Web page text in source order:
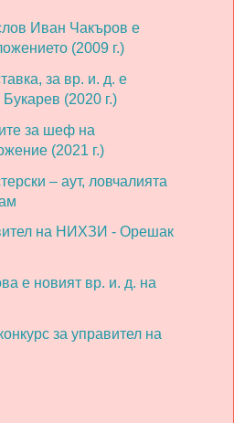
Иван Чакъров е
(2009 г.)
за вр. и. д. е
(2020 г.)
за шеф на
(2021 г.)
– аут, ловчалията
на НИХЗИ - Орешак
е новият вр. и. д. на
за управител на